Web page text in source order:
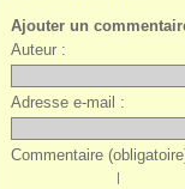
Ajouter un
Auteur :
Adresse e-mail :
Commentaire
|